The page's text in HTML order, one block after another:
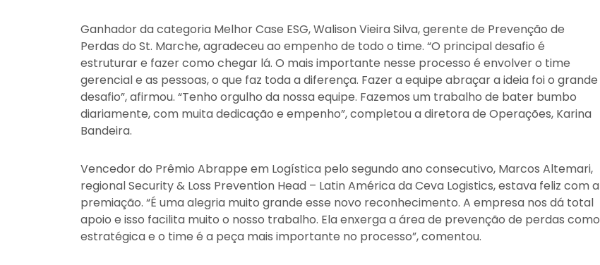
Ganhador da categoria Melhor Case ESG, Walison Vieira Silva, gerente de Prevenção de
Perdas do St. Marche, agradeceu ao empenho de todo o time. “O principal desafio é
estruturar e fazer como chegar lá. O mais importante nesse processo é envolver o time
gerencial e as pessoas, o que faz toda a diferença. Fazer a equipe abraçar a ideia foi o grande
desafio”, afirmou. “Tenho orgulho da nossa equipe. Fazemos um trabalho de bater bumbo
diariamente, com muita dedicação e empenho”, completou a diretora de Operações, Karina
Bandeira.
Vencedor do Prêmio Abrappe em Logística pelo segundo ano consecutivo, Marcos Altemari,
regional Security & Loss Prevention Head – Latin América da Ceva Logistics, estava feliz com a
premiação. “É uma alegria muito grande esse novo reconhecimento. A empresa nos dá total
apoio e isso facilita muito o nosso trabalho. Ela enxerga a área de prevenção de perdas como
estratégica e o time é a peça mais importante no processo”, comentou.